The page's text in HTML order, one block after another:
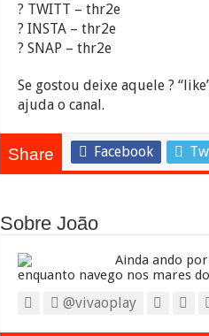
? TWITT – thr2e
? INSTA – thr2e
? SNAP – thr2e
Se gostou deixe aquele ?
ajuda o canal.
Share Facebook
Sobre João
Ainda ando
enquanto navego nos mares
@vivaoplay